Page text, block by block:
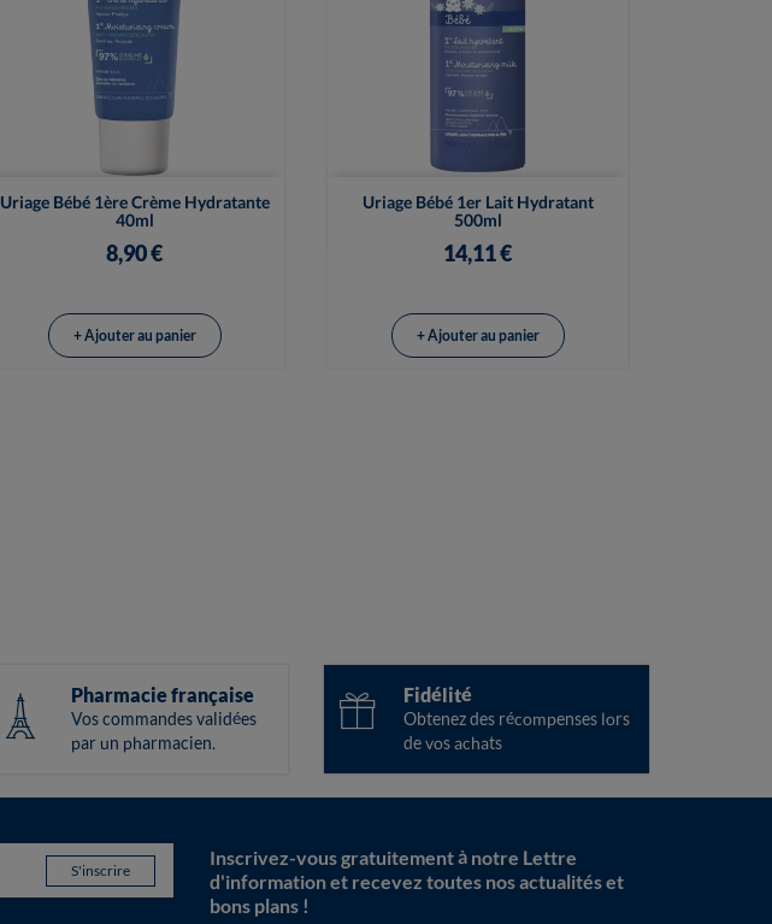
Uriage Bébé 1ère Crème Hydratante
40ml
8,90 €
Vue rapide
+ Ajouter au panier
Uriage Bébé 1er Lait Hydratant
500ml
14,11 €
Vue rapide
+ Ajouter au panier
Pharmacie française
Vos commandes validées
par un pharmacien.
Fidélité
Obtenez des récompenses lors
de vos achats
Inscrivez-vous gratuitement à notre Lettre
d'information et recevez toutes nos actualités et
bons plans !